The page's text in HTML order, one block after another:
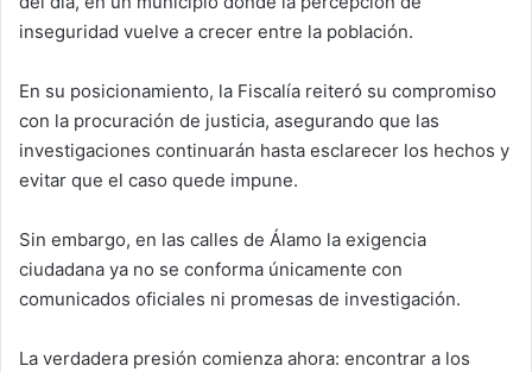
inseguridad vuelve a crecer entre la población.
En su posicionamiento, la Fiscalía reiteró su compromiso
con la procuración de justicia, asegurando que las
investigaciones continuarán hasta esclarecer los hechos y
evitar que el caso quede impune.
Sin embargo, en las calles de Álamo la exigencia
ciudadana ya no se conforma únicamente con
comunicados oficiales ni promesas de investigación.
La verdadera presión comienza ahora: encontrar a los